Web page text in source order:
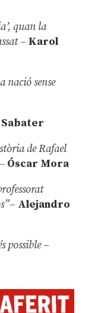
quan la
– Karol
nació sense
Sabater
de Rafael
Óscar Mora
– Alejandro
possible –